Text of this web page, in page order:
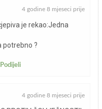
4 godine 8 mjeseci prije
je rekao:Jedna
potrebno ?
Podijeli
4 godine 8 mjeseci prije